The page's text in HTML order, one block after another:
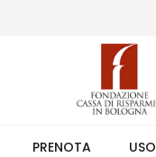
Ingresso solo su
PRENOTA